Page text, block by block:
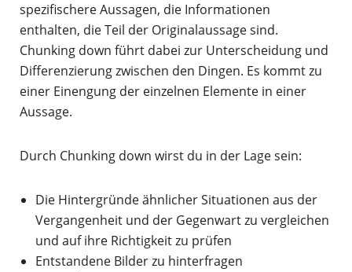
spezifischere Aussagen, die Informationen
enthalten, die Teil der Originalaussage sind.
Chunking down führt dabei zur Unterscheidung und
Differenzierung zwischen den Dingen. Es kommt zu
einer Einengung der einzelnen Elemente in einer
Aussage.
Durch Chunking down wirst du in der Lage sein:
Die Hintergründe ähnlicher Situationen aus der
Vergangenheit und der Gegenwart zu vergleichen
und auf ihre Richtigkeit zu prüfen
Entstandene Bilder zu hinterfragen